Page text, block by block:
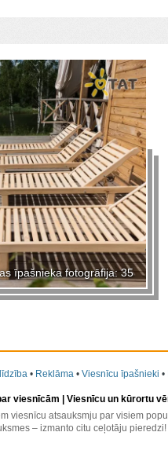
īpašnieka fotogrāfija: 35
• Reklāma • Viesnīcu īpašnieki •
viesnīcām | Viesnīcu un kūrortu
viesnīcu atsauksmju par visiem
– izmanto citu ceļotāju pieredzi!